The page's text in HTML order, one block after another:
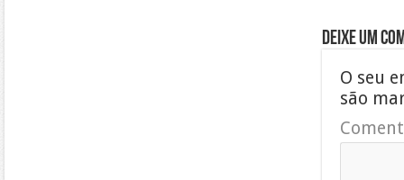
Deixe um
O seu
são